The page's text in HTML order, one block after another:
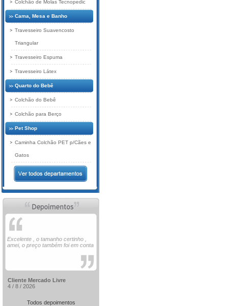
Colchão de Molas Tecnopedic
Cama, Mesa e Banho
Travesseiro Suavencosto
Triangular
Travesseiro Espuma
Travesseiro Látex
Quarto do Bebê
Colchão do Bebê
Colchão para Berço
Pet Shop
Caminha Colchão PET p/Cães e
Gatos
Excelente , o tamanho certinho ,
amei, o preço também foi em conta
Cliente Mercado Livre
4 / 8 / 2026
Todos depoimentos